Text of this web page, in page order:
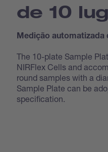
de 10
Medição automatizada
The 10-plate Sample
NIRFlex Cells and
round samples with a
Sample Plate can be
specification.